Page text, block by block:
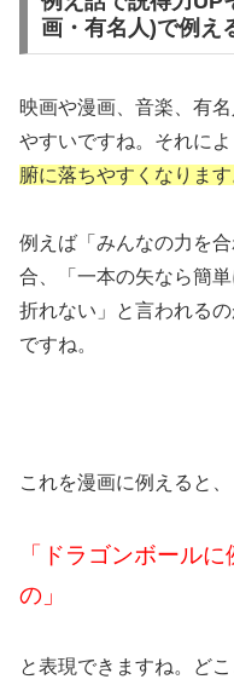
画・有名人)で例え
映画や漫画、音楽、有
やすいですね。それによ
腑に落ちやすくなります
例えば「みんなの力を
合、「一本の矢なら簡
折れない」と言われる
ですね。
これを漫画に例えると、
「ドラゴンボール
の」
と表現できますね。ど